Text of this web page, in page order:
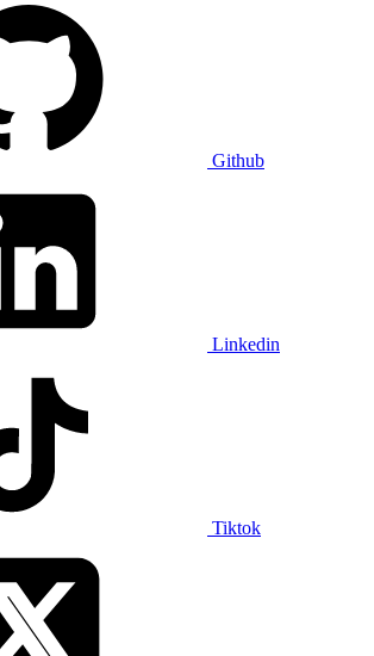
Github
Linkedin
Tiktok